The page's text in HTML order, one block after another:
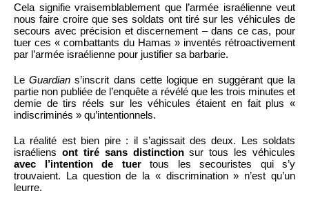
Cela signifie vraisemblablement que l’armée israélienne veut
nous faire croire que ses soldats ont tiré sur les véhicules de
secours avec précision et discernement – dans ce cas, pour
tuer ces « combattants du Hamas » inventés rétroactivement
par l’armée israélienne pour justifier sa barbarie.
LeGuardian s’inscrit dans cette logique en suggérant que la
partie non publiée de l’enquête a révélé que les trois minutes et
demie de tirs réels sur les véhicules étaient en fait plus «
indiscriminés » qu’intentionnels.
La réalité est bien pire : il s’agissait des deux. Les soldats
israéliens ont tiré sans distinctionsur tous les véhicules
avec l’intention de tuertous les secouristes qui s’y
trouvaient. La question de la « discrimination » n’est qu’un
leurre.